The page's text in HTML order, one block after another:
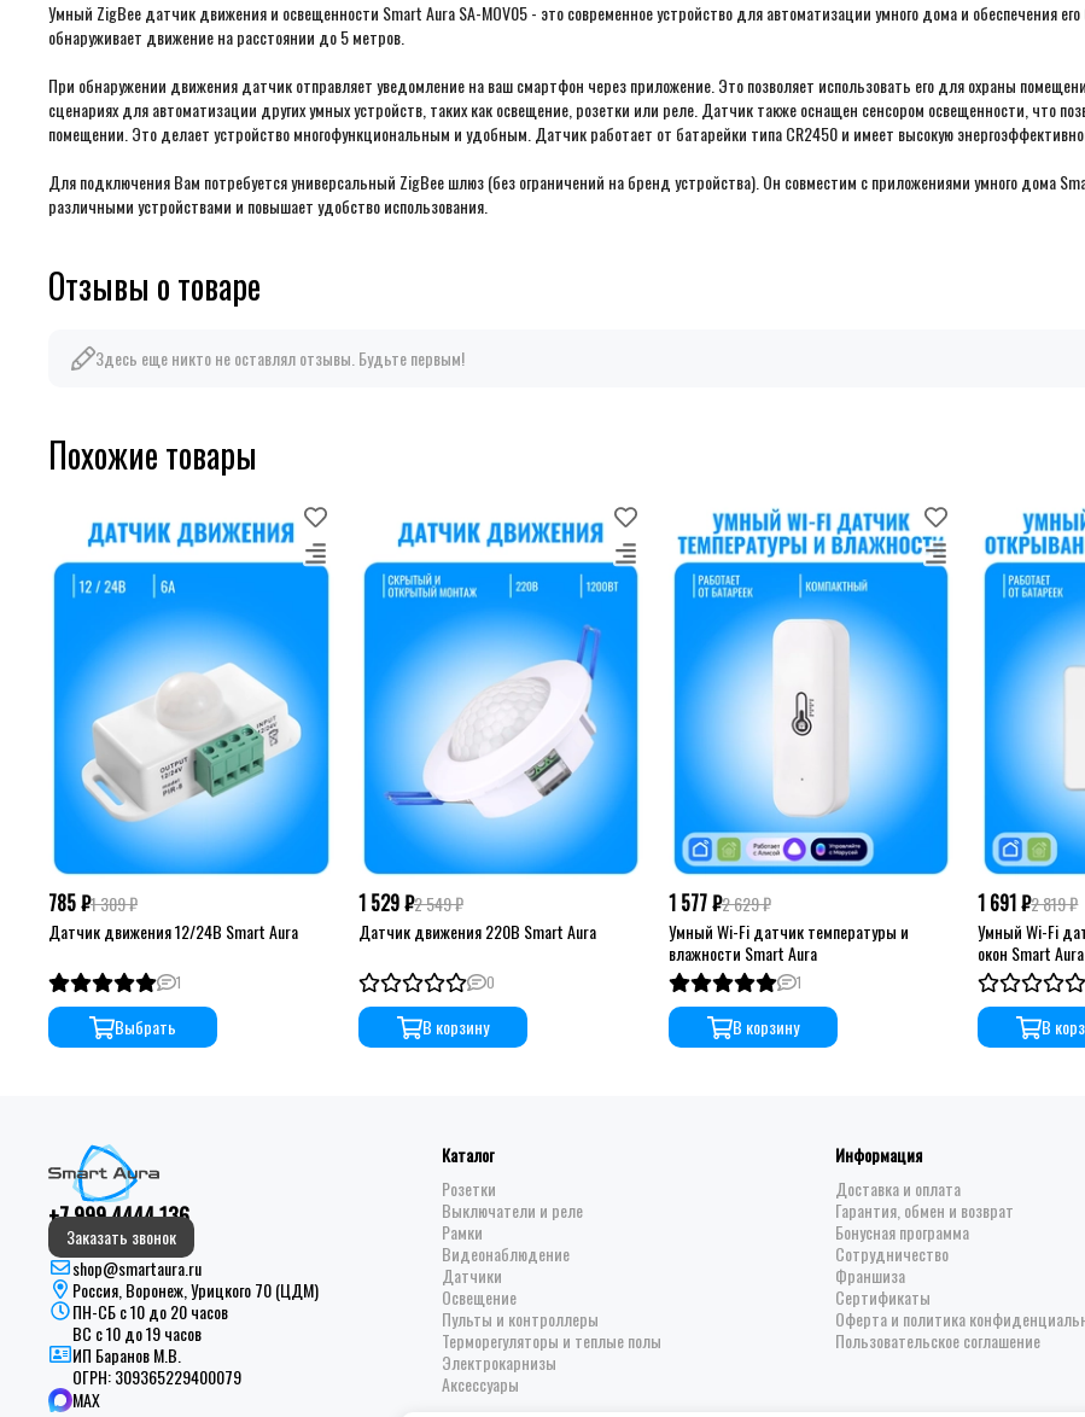
Умный ZigBee датчик движения и освещенности Smart Aura SA-MOV05 - это современное устройство для автоматизации умного дома и обеспечения
обнаруживает движение на расстоянии до 5 метров.
При обнаружении движения датчик отправляет уведомление на ваш смартфон через приложение. Это позволяет использовать его для охраны
сценариях для автоматизации других умных устройств, таких как освещение, розетки или реле. Датчик также оснащен сенсором освещенности, что
помещении. Это делает устройство многофункциональным и удобным. Датчик работает от батарейки типа CR2450 и имеет высокую
Для подключения Вам потребуется универсальный ZigBee шлюз (без ограничений на бренд устройства). Он совместим с приложениями умного дома
различными устройствами и повышает удобство использования.
Отзывы о товаре
Здесь еще никто не оставлял отзывы. Будьте первым!
Похожие товары
785 ₽1 309 ₽
Датчик движения 12/24В Smart Aura
1
Выбрать
1 529 ₽2 549 ₽
Датчик движения 220В Smart Aura
0
В корзину
1 577 ₽2 629 ₽
Умный Wi-Fi датчик температуры и
влажности Smart Aura
1
В корзину
1 691 ₽2 819 ₽
Умный Wi-Fi
окон Smart Aura
В
+7 999 4444 136
Заказать звонок
shop@smartaura.ru
Россия, Воронеж, Урицкого 70 (ЦДМ)
ПН-СБ с 10 до 20 часов
ВС с 10 до 19 часов
ИП Баранов М.В.
ОГРН:309365229400079
MAX
Каталог
Розетки
Выключатели и реле
Рамки
Видеонаблюдение
Датчики
Освещение
Пульты и контроллеры
Терморегуляторы и теплые полы
Электрокарнизы
Аксессуары
Информация
Доставка и оплата
Гарантия, обмен и возврат
Бонусная программа
Сотрудничество
Франшиза
Сертификаты
Оферта и политика
Пользовательское соглашение